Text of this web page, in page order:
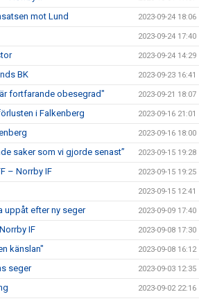
mot Lund 2023-09-24 18:06
2023-09-24 17:40
2023-09-24 14:29
BK 2023-09-23 16:41
fortfarande obesegrad" 2023-09-21 18:07
i Falkenberg 2023-09-16 21:01
2023-09-16 18:00
saker som vi gjorde senast” 2023-09-15 19:28
– Norrby IF 2023-09-15 19:25
2023-09-15 12:41
uppåt efter ny seger 2023-09-09 17:40
IF 2023-09-08 17:30
känslan" 2023-09-08 16:12
seger 2023-09-03 12:35
2023-09-02 22:16